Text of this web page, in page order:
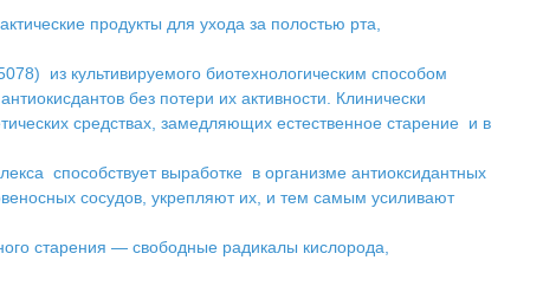
продукты для ухода за полостью рта,
из культивируемого биотехнологическим способом
без потери их активности. Клинически
средствах, замедляющих естественное старение и в
способствует выработке в организме антиоксидантных
сосудов, укрепляют их, и тем самым усиливают
старения — свободные радикалы кислорода,